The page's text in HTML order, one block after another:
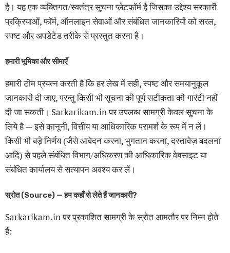
है। यह एक व्यक्तिगत/स्वतंत्र सूचना प्लेटफ़ॉर्म है जिसका उद्देश्य सरकारी
प्रक्रियाओं, फॉर्म, ऑनलाइन सेवाओं और संबंधित जानकारियों को सरल,
स्पष्ट और अपडेटेड तरीके से प्रस्तुत करना है।
हमारी भूमिका और सीमाएँ
हमारी टीम प्रयत्न करती है कि हर लेख में सही, स्पष्ट और समयानुकूल
जानकारी दी जाए, परन्तु किसी भी सूचना की पूर्ण सटीकता की गारंटी नहीं
दी जा सकती। Sarkarikam.in पर उपलब्ध सामग्री केवल सूचना के
लिये है — इसे कानूनी, वित्तीय या आधिकारिक परामर्श के रूप में न लें।
किसी भी बड़े निर्णय (जैसे आवेदन करना, भुगतान करना, दस्तावेज़ बदलना
आदि) से पहले संबंधित विभाग/अधिकरण की आधिकारिक वेबसाइट या
संबंधित कार्यालय से सत्यापन अवश्य कर लें।
स्रोत (Source) — हम कहाँ से लेते हैं जानकारी?
Sarkarikam.in पर प्रकाशित सामग्री के स्रोत आमतौर पर निम्न होते
हैं: